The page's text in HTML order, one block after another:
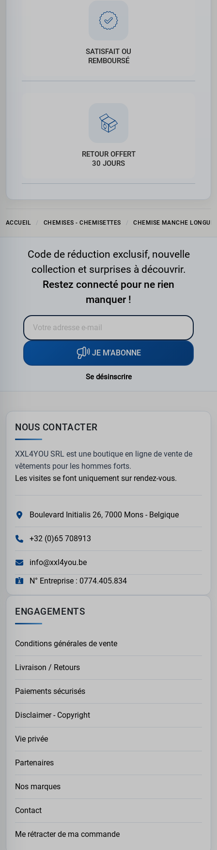
SATISFAIT OU
REMBOURSÉ
RETOUR OFFERT
30 JOURS
ACCUEIL CHEMISES - CHEMISETTES CHEMISE MANCHE LONGUE
Code de réduction exclusif, nouvelle
collection et surprises à découvrir.
Restez connecté pour ne rien
manquer !
JE M'ABONNE
Se désinscrire
NOUS CONTACTER
XXL4YOU SRL est une boutique en ligne de vente de
vêtements pour les hommes forts.
Les visites se font uniquement sur rendez-vous.
Boulevard Initialis 26, 7000 Mons - Belgique
+32 (0)65 708913
info@xxl4you.be
N° Entreprise : 0774.405.834
ENGAGEMENTS
Conditions générales de vente
Livraison / Retours
Paiements sécurisés
Disclaimer - Copyright
Vie privée
Partenaires
Nos marques
Contact
Me rétracter de ma commande